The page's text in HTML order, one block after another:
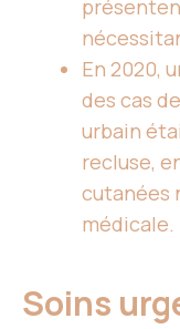
En 2020,
des cas
urbain
recluse,
cutanées
médicale.
Soins